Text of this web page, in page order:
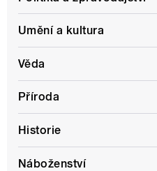
Umění a kultura
Věda
Příroda
Historie
Náboženství